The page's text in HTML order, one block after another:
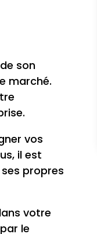
son
marché.
vos
il est
propres
votre
le